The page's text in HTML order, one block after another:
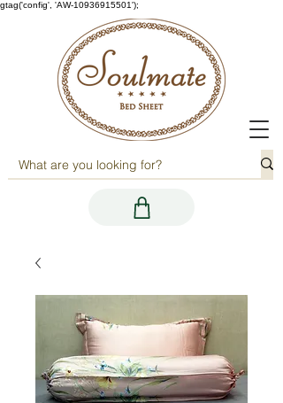
gtag('config', 'AW-10936915501');